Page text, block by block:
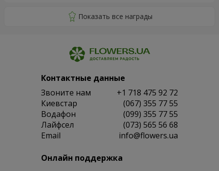
Контактные данные
Звоните нам
+1 718 475 92 72
Киевстар
(067) 355 77 55
Водафон
(099) 355 77 55
Лайфсел
(073) 565 56 68
Email
info@flowers.ua
Онлайн поддержка